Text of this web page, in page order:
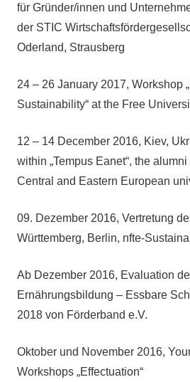
für Gründer/innen und
der STIC
Oderland, Strausberg
24 – 26 January 2017, Workshop
Sustainability“ at the Free
12 – 14 December 2016, Kiev,
within „Tempus Eanet“, the
Central and Eastern European
09. Dezember 2016, Vertretung
Württemberg, Berlin, nfte-
Ab Dezember 2016, Evaluation
Ernährungsbildung – Essbare
2018 von Förderband e.V.
Oktober und November 2016,
Workshops „Effectuation“